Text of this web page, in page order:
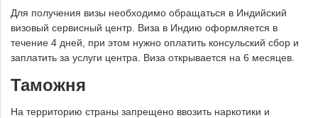
Для получения визы необходимо обращаться в Индийский
визовый сервисный центр. Виза в Индию оформляется в
течение 4 дней, при этом нужно оплатить консульский сбор и
заплатить за услуги центра. Виза открывается на 6 месяцев.
Таможня
На территорию страны запрещено ввозить наркотики и